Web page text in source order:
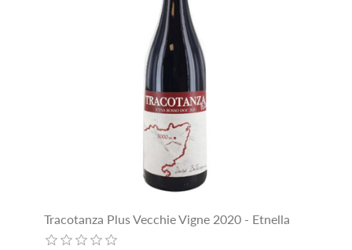
Tracotanza Plus Vecchie Vigne 2020 - Etnella